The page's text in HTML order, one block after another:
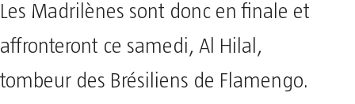
Les Madrilènes sont donc en finale et
affronteront ce samedi, Al Hilal,
tombeur des Brésiliens de Flamengo.